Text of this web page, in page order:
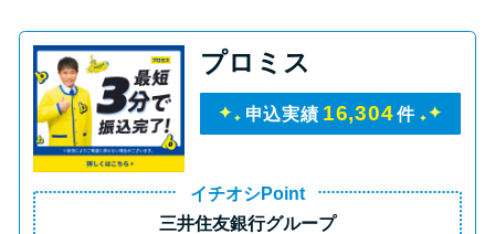
プロミス
申込実績 16,304 件
イチオシPoint
三井住友銀行グループ